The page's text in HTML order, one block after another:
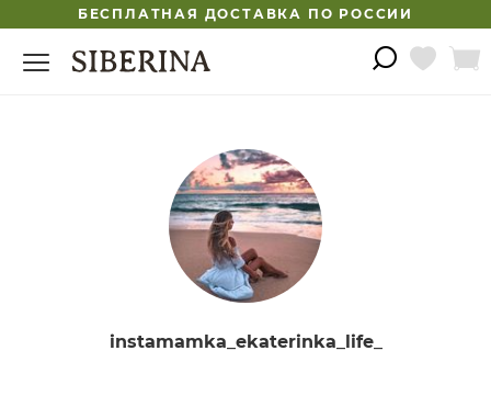
БЕСПЛАТНАЯ ДОСТАВКА ПО РОССИИ
instamamka_ekaterinka_life_